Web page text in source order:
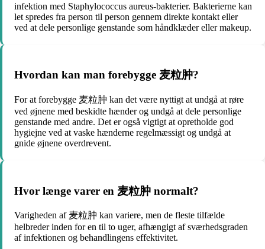
infektion med Staphylococcus aureus-bakterier. Bakterierne kan
let spredes fra person til person gennem direkte kontakt eller
ved at dele personlige genstande som håndklæder eller makeup.
Hvordan kan man forebygge 麦粒肿?
For at forebygge 麦粒肿 kan det være nyttigt at undgå at røre
ved øjnene med beskidte hænder og undgå at dele personlige
genstande med andre. Det er også vigtigt at opretholde god
hygiejne ved at vaske hænderne regelmæssigt og undgå at
gnide øjnene overdrevent.
Hvor længe varer en 麦粒肿 normalt?
Varigheden af 麦粒肿 kan variere, men de fleste tilfælde
helbreder inden for en til to uger, afhængigt af sværhedsgraden
af infektionen og behandlingens effektivitet.